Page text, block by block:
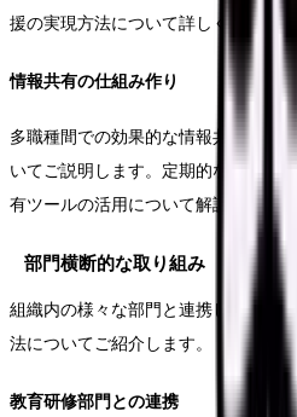
援の実現方法について詳しく解説しま
情報共有の仕組み作り
多職種間での効果的な情報共有を実
いてご説明します。定期的なカンフ
有ツールの活用について解説します。
部門横断的な取り組み
組織内の様々な部門と連携し、より
法についてご紹介します。
教育研修部門との連携